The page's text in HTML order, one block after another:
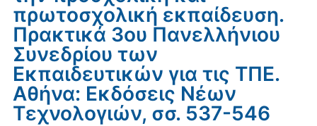
πρωτοσχολική εκπαίδευση.
Πρακτικά 3ου Πανελλήνιου
Συνεδρίου των
Εκπαιδευτικών για τις ΤΠΕ.
Αθήνα: Εκδόσεις Νέων
Τεχνολογιών, σσ. 537-546